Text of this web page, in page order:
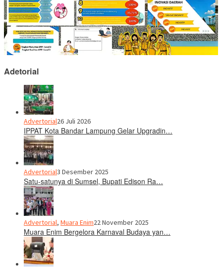
Adetorial
Advertorial26 Juli 2026
IPPAT Kota Bandar Lampung Gelar Upgradin…
Advertorial3 Desember 2025
Satu-satunya di Sumsel, Bupati Edison Ra…
Advertorial, Muara Enim22 November 2025
Muara Enim Bergelora Karnaval Budaya yan…